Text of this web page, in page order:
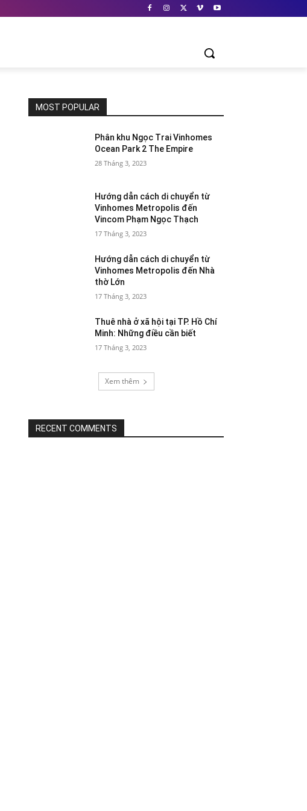
MOST POPULAR
Phân khu Ngọc Trai Vinhomes
Ocean Park 2 The Empire
28 Tháng 3, 2023
Hướng dẫn cách di chuyển từ
Vinhomes Metropolis đến
Vincom Phạm Ngọc Thạch
17 Tháng 3, 2023
Hướng dẫn cách di chuyển từ
Vinhomes Metropolis đến Nhà
thờ Lớn
17 Tháng 3, 2023
Thuê nhà ở xã hội tại TP. Hồ Chí
Minh: Những điều cần biết
17 Tháng 3, 2023
Xem thêm
RECENT COMMENTS